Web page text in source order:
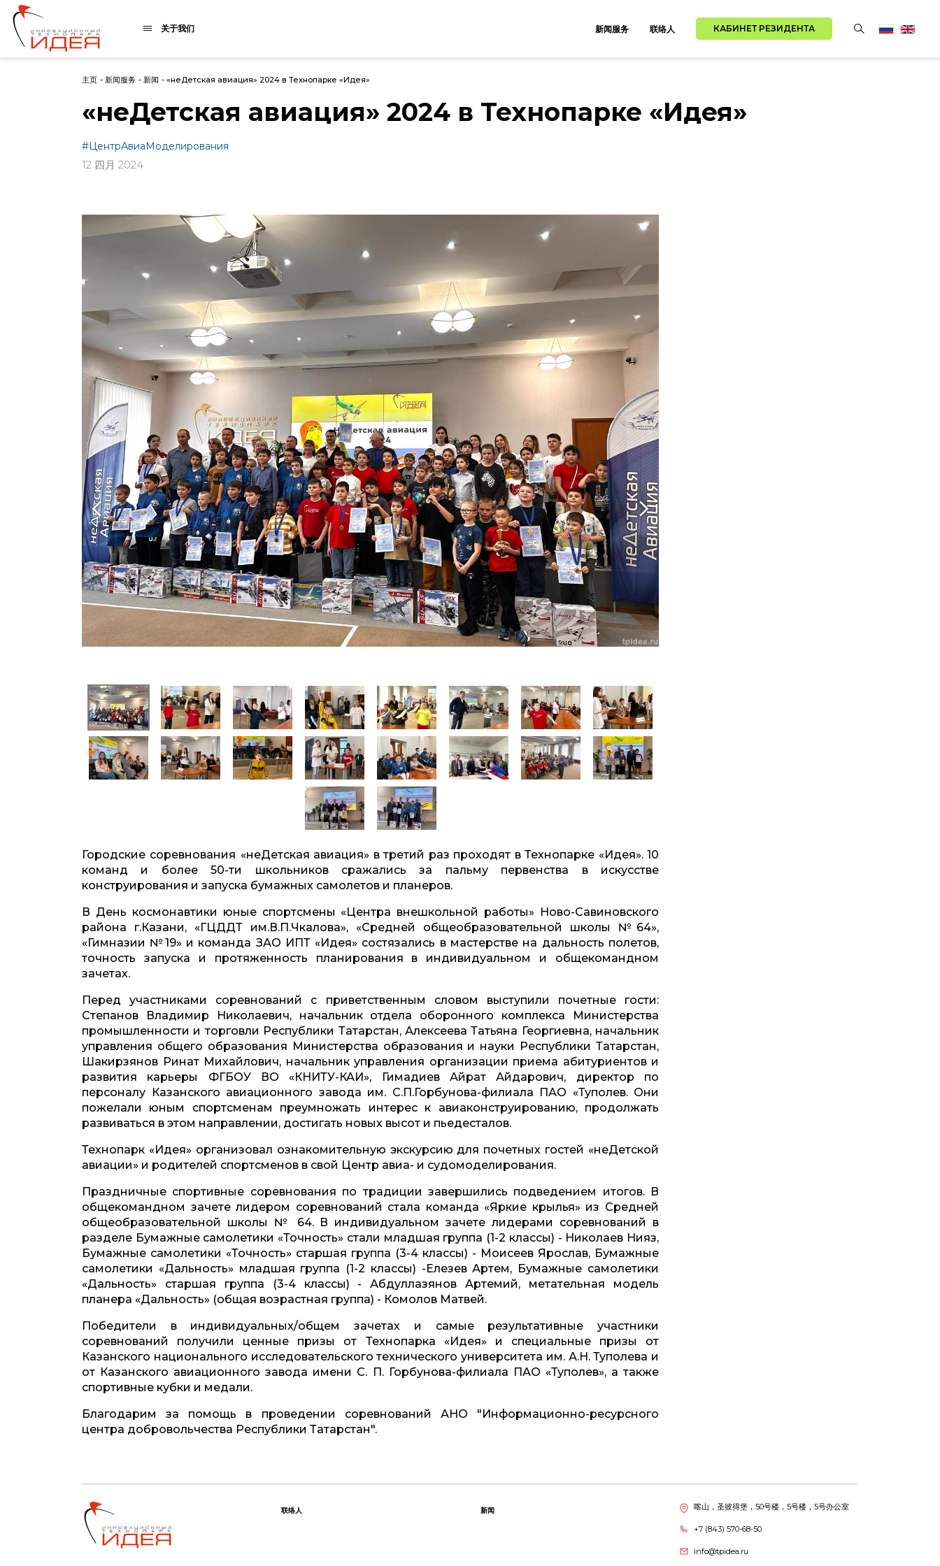
关于我们 新闻服务 联络人 КАБИНЕТ РЕЗИДЕНТА
主页 - 新闻服务 - 新闻 - «неДетская авиация» 2024 в Технопарке «Идея»
«неДетская авиация» 2024 в Технопарке «Идея»
#ЦентрАвиаМоделирования
12 四月 2024
Городские соревнования «неДетская авиация» в третий раз проходят в Технопарке «Идея». 10
команд и более 50-ти школьников сражались за пальму первенства в искусстве
конструирования и запуска бумажных самолетов и планеров.
В День космонавтики юные спортсмены «Центра внешкольной работы» Ново-Савиновского
района г.Казани, «ГЦДДТ им.В.П.Чкалова», «Средней общеобразовательной школы №64»,
«Гимназии №19» и команда ЗАО ИПТ «Идея» состязались в мастерстве на дальность полетов,
точность запуска и протяженность планирования в индивидуальном и общекомандном
зачетах.
Перед участниками соревнований с приветственным словом выступили почетные гости:
Степанов Владимир Николаевич, начальник отдела оборонного комплекса Министерства
промышленности и торговли Республики Татарстан, Алексеева Татьяна Георгиевна, начальник
управления общего образования Министерства образования и науки Республики Татарстан,
Шакирзянов Ринат Михайлович, начальник управления организации приема абитуриентов и
развития карьеры ФГБОУ ВО «КНИТУ-КАИ», Гимадиев Айрат Айдарович, директор по
персоналу Казанского авиационного завода им. С.П.Горбунова-филиала ПАО «Туполев. Они
пожелали юным спортсменам преумножать интерес к авиаконструированию, продолжать
развиваться в этом направлении, достигать новых высот и пьедесталов.
Технопарк «Идея» организовал ознакомительную экскурсию для почетных гостей «неДетской
авиации» и родителей спортсменов в свой Центр авиа- и судомоделирования.
Праздничные спортивные соревнования по традиции завершились подведением итогов. В
общекомандном зачете лидером соревнований стала команда «Яркие крылья» из Средней
общеобразовательной школы № 64. В индивидуальном зачете лидерами соревнований в
разделе Бумажные самолетики «Точность» стали младшая группа (1-2 классы) - Николаев Нияз,
Бумажные самолетики «Точность» старшая группа (3-4 классы) - Моисеев Ярослав, Бумажные
самолетики «Дальность» младшая группа (1-2 классы) -Елезев Артем, Бумажные самолетики
«Дальность» старшая группа (3-4 классы) - Абдуллазянов Артемий, метательная модель
планера «Дальность» (общая возрастная группа) - Комолов Матвей.
Победители в индивидуальных/общем зачетах и самые результативные участники
соревнований получили ценные призы от Технопарка «Идея» и специальные призы от
Казанского национального исследовательского технического университета им. А.Н. Туполева и
от Казанского авиационного завода имени С. П. Горбунова-филиала ПАО «Туполев», а также
спортивные кубки и медали.
Благодарим за помощь в проведении соревнований АНО "Информационно-ресурсного
центра добровольчества Республики Татарстан".
联络人 新闻 喀山，圣彼得堡，50号楼，5号楼，5号办公室
+7 (843) 570-68-50
info@tpidea.ru